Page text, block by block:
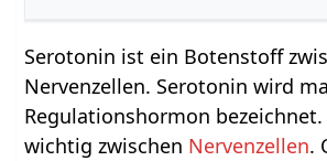
Serotonin ist ein Botenstoff
Nervenzellen. Serotonin wird
Regulationshormon
wichtig zwischen Nervenzellen.